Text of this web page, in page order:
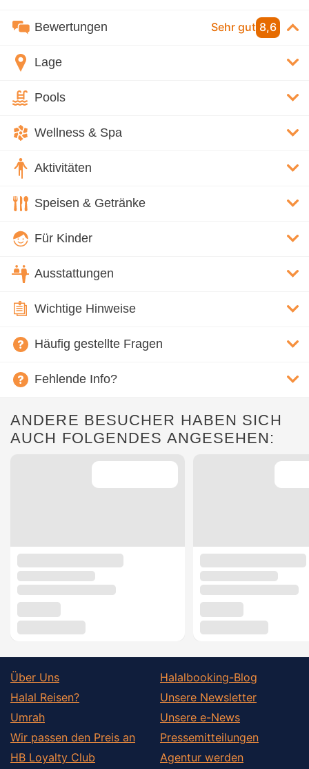
Bewertungen Sehr gut 8,6
Lage
Pools
Wellness & Spa
Aktivitäten
Speisen & Getränke
Für Kinder
Ausstattungen
Wichtige Hinweise
Häufig gestellte Fragen
Fehlende Info?
ANDERE BESUCHER HABEN SICH
AUCH FOLGENDES ANGESEHEN:
Über Uns
Halal Reisen?
Umrah
Wir passen den Preis an
HB Loyalty Club
Halalbooking-Blog
Unsere Newsletter
Unsere e-News
Pressemitteilungen
Agentur werden